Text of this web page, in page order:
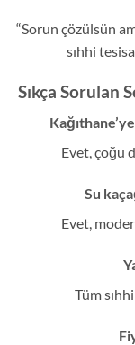
“Sorun çözülsün
sıhhi
Sıkça Sorulan
Evet, çoğu
Su
Evet,
Tüm